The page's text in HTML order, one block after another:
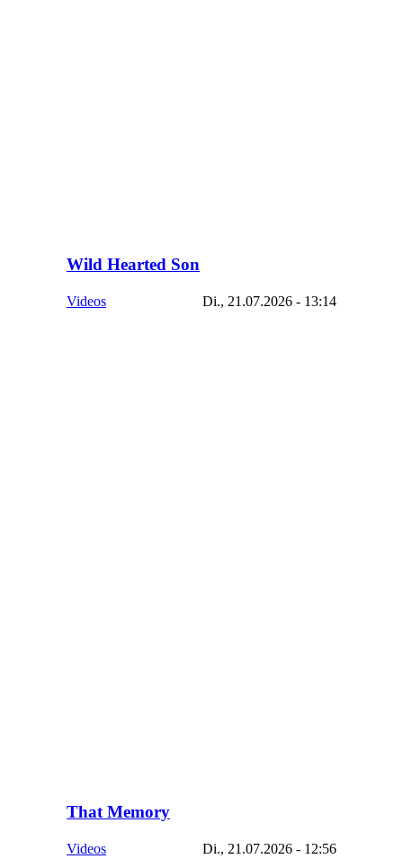
Wild Hearted Son
Videos Di., 21.07.2026 - 13:14
That Memory
Videos Di., 21.07.2026 - 12:56